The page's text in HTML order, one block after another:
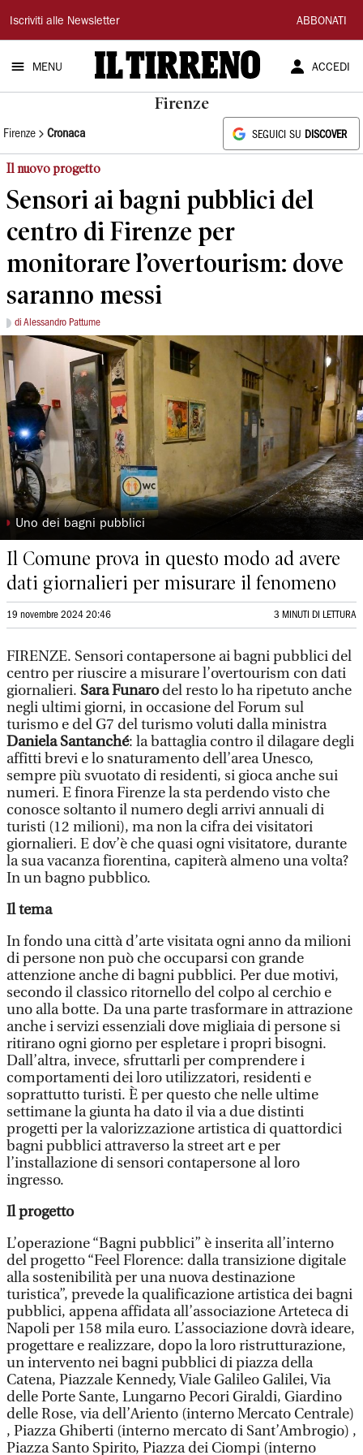
Il
Tirreno
Iscriviti alle Newsletter ABBONATI
MENU ACCEDI
Firenze
Firenze Cronaca SEGUICI SU DISCOVER
Il nuovo progetto
Sensori ai bagni pubblici del
centro di Firenze per
monitorare l’overtourism: dove
saranno messi
di Alessandro Pattume
◗ Uno dei bagni pubblici
Il Comune prova in questo modo ad avere
dati giornalieri per misurare il fenomeno
19 novembre 2024 20:46 3 MINUTI DI LETTURA
FIRENZE. Sensori contapersone ai bagni pubblici del
centro per riuscire a misurare l’overtourism con dati
giornalieri. Sara Funarodel resto lo ha ripetuto anche
negli ultimi giorni, in occasione del Forum sul
turismo e del G7 del turismo voluti dalla ministra
Daniela Santanché: la battaglia contro il dilagare degli
affitti brevi e lo snaturamento dell’area Unesco,
sempre più svuotato di residenti, si gioca anche sui
numeri. E finora Firenze la sta perdendo visto che
conosce soltanto il numero degli arrivi annuali di
turisti (12 milioni), ma non la cifra dei visitatori
giornalieri. E dov’è che quasi ogni visitatore, durante
la sua vacanza fiorentina, capiterà almeno una volta?
In un bagno pubblico.
Il tema
In fondo una città d’arte visitata ogni anno da milioni
di persone non può che occuparsi con grande
attenzione anche di bagni pubblici. Per due motivi,
secondo il classico ritornello del colpo al cerchio e
uno alla botte. Da una parte trasformare in attrazione
anche i servizi essenziali dove migliaia di persone si
ritirano ogni giorno per espletare i propri bisogni.
Dall’altra, invece, sfruttarli per comprendere i
comportamenti dei loro utilizzatori, residenti e
soprattutto turisti. È per questo che nelle ultime
settimane la giunta ha dato il via a due distinti
progetti per la valorizzazione artistica di quattordici
bagni pubblici attraverso la street art e per
l’installazione di sensori contapersone al loro
ingresso.
Il progetto
L’operazione “Bagni pubblici” è inserita all’interno
del progetto “Feel Florence: dalla transizione digitale
alla sostenibilità per una nuova destinazione
turistica”, prevede la qualificazione artistica dei bagni
pubblici, appena affidata all’associazione Arteteca di
Napoli per 158 mila euro. L’associazione dovrà ideare,
progettare e realizzare, dopo la loro ristrutturazione,
un intervento nei bagni pubblici di piazza della
Catena, Piazzale Kennedy, Viale Galileo Galilei, Via
delle Porte Sante, Lungarno Pecori Giraldi, Giardino
delle Rose, via dell’Ariento (interno Mercato Centrale)
, Piazza Ghiberti (interno mercato di Sant’Ambrogio) ,
Piazza Santo Spirito, Piazza dei Ciompi (interno